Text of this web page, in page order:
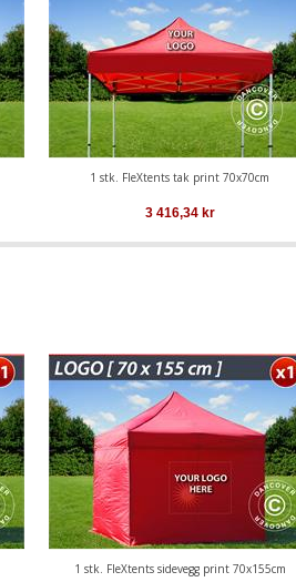
1 stk. FleXtents tak print 70x70cm
3 416,34kr
1 stk. FleXtents sidevegg print 70x155cm